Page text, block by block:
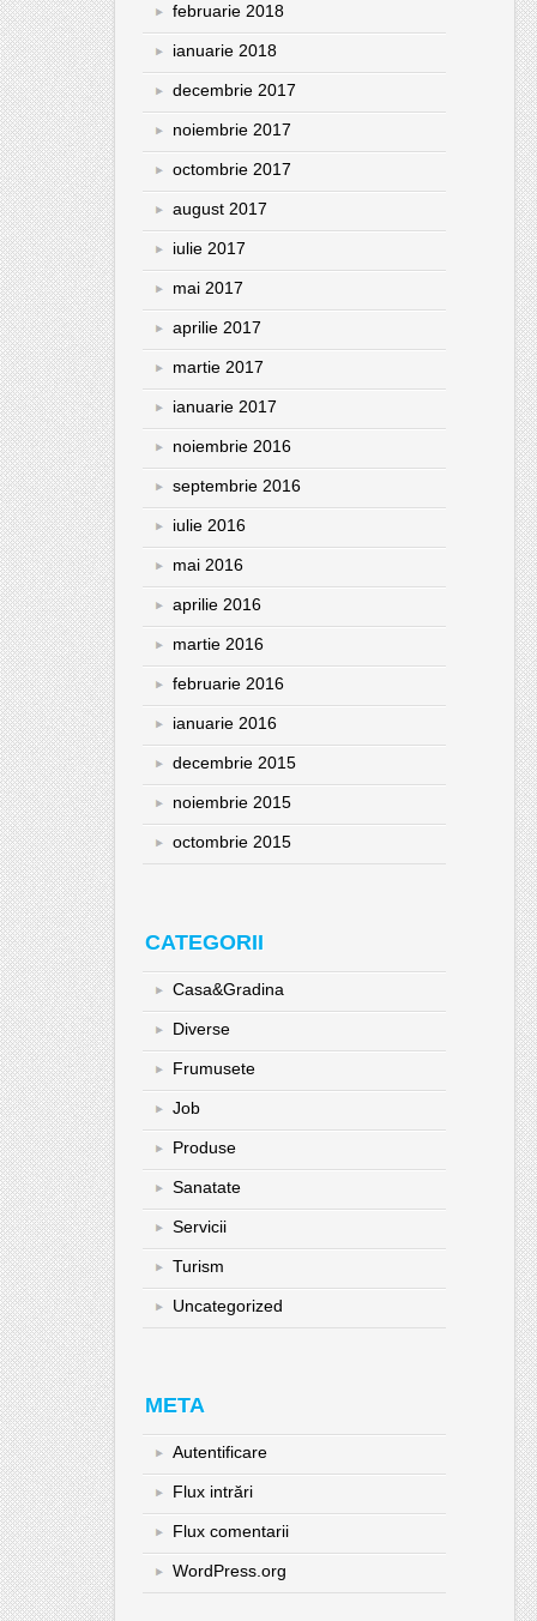
februarie 2018
ianuarie 2018
decembrie 2017
noiembrie 2017
octombrie 2017
august 2017
iulie 2017
mai 2017
aprilie 2017
martie 2017
ianuarie 2017
noiembrie 2016
septembrie 2016
iulie 2016
mai 2016
aprilie 2016
martie 2016
februarie 2016
ianuarie 2016
decembrie 2015
noiembrie 2015
octombrie 2015
CATEGORII
Casa&Gradina
Diverse
Frumusete
Job
Produse
Sanatate
Servicii
Turism
Uncategorized
META
Autentificare
Flux intrări
Flux comentarii
WordPress.org